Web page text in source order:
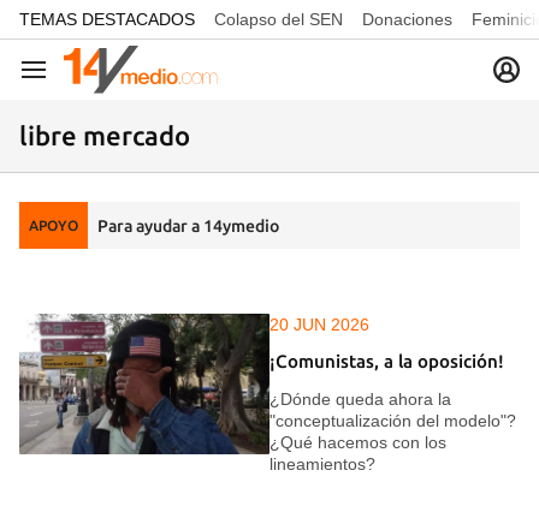
common.go-to-content
TEMAS DESTACADOS Colapso del SEN Donaciones
Navegación
libre mercado
APOYO Para ayudar a 14ymedio
20 JUN 2026
¡Comunistas, a la oposición!
¿Dónde queda ahora la
"conceptualización del modelo"?
¿Qué hacemos con los
lineamientos?